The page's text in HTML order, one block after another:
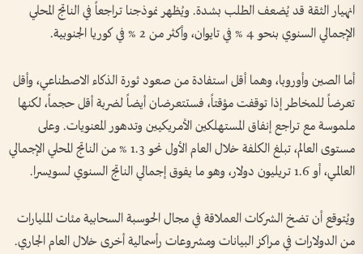
انهيار الثقة قد يُضعف الطلب بشدة. ويُظهر نموذجنا تراجعاً في الناتج المحلي
الإجمالي السنوي بنحو 4 % في تايوان، وأكثر من 2 % في كوريا الجنوبية.
أما الصين وأوروبا، وهما أقل استفادة من صعود ثورة الذكاء الاصطناعي، وأقل
تعرضاً للمخاطر إذا توقفت مؤقتاً، فستتعرضان أيضاً لضربة أقل حجماً، لكنها
ملموسة مع تراجع إنفاق المستهلكين الأمريكيين وتدهور المعنويات. وعلى
مستوى العالم، تبلغ الكلفة خلال العام الأول نحو 1.3 % من الناتج المحلي الإجمالي
العالمي، أو 1.6 تريليون دولار، وهو ما يفوق إجمالي الناتج السنوي لسويسرا.
ويُتوقع أن تضخ الشركات العملاقة في مجال الحوسبة السحابية مئات المليارات
من الدولارات في مراكز البيانات ومشروعات رأسمالية أخرى خلال العام الجاري.